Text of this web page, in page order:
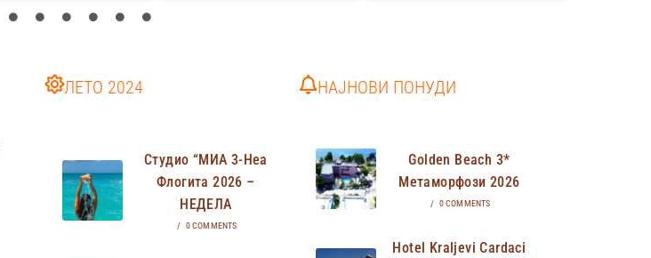
ЛЕТО 2024
Студио “МИА 3-Неа
Флогита 2026 –
НЕДЕЛА
/ 0 COMMENTS
НАЈНОВИ ПОНУДИ
Golden Beach 3*
Метаморфози 2026
/ 0 COMMENTS
Hotel Kraljevi Cardaci